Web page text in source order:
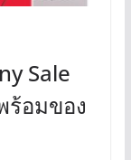
Sale
ร้อมของ